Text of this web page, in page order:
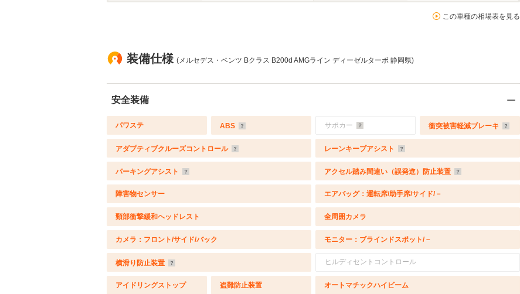
この車種の相場表を見る
装備仕様 (メルセデス・ベンツ Bクラス B200d AMGライン ディーゼルターボ 静岡県)
安全装備
パワステ ABS サポカー 衝突被害軽減ブレーキ
アダプティブクルーズコントロール レーンキープアシスト
パーキングアシスト アクセル踏み間違い（誤発進）防止装置
障害物センサー エアバッグ：運転席/助手席/サイド/－
頸部衝撃緩和ヘッドレスト 全周囲カメラ
カメラ：フロント/サイド/バック モニター：ブラインドスポット/－
横滑り防止装置 ヒルディセントコントロール
アイドリングストップ 盗難防止装置 オートマチックハイビーム